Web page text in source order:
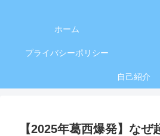
ホーム
プライバシーポリシー
自己紹介
【2025年葛西爆発】な